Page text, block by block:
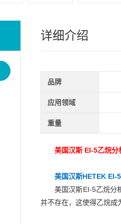
详细介绍
品牌
应用领域
重量
美国汉斯 EI-5乙烷分
美国汉斯HETEK EI-
美国汉斯EI-5乙烷分
并不存在，这使得乙烷成